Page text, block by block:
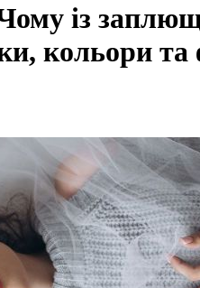
із
кольори